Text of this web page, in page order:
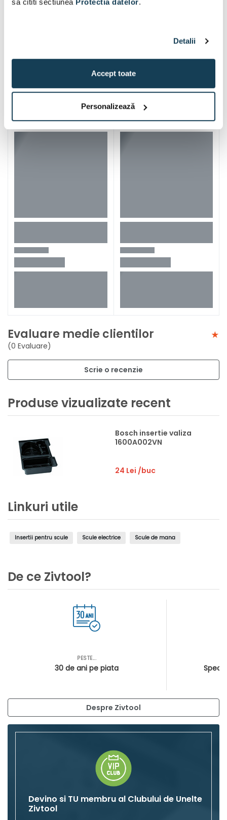
Detalii
Accept toate
Personalizează
Iti mai recomandam si
Evaluare medie clientilor
(0 Evaluare)
Scrie o recenzie
Produse vizualizate recent
Bosch insertie valiza
1600A002VN
24 Lei /buc
Linkuri utile
Insertii pentru scule Scule electrice Scule de mana
De ce Zivtool?
PESTE...
30 de ani pe piata
Despre Zivtool
Devino si TU membru al Clubului de Unelte
Zivtool